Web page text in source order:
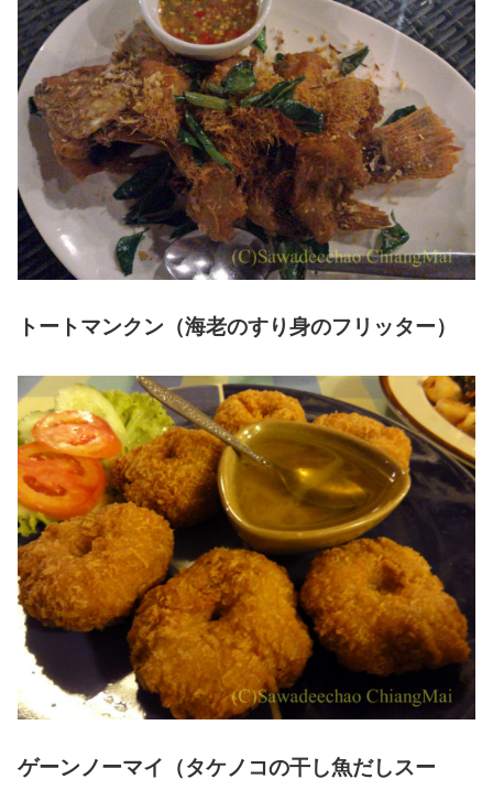
トートマンクン（海老のすり身のフリッター）
ゲーンノーマイ（タケノコの干し魚だしスー